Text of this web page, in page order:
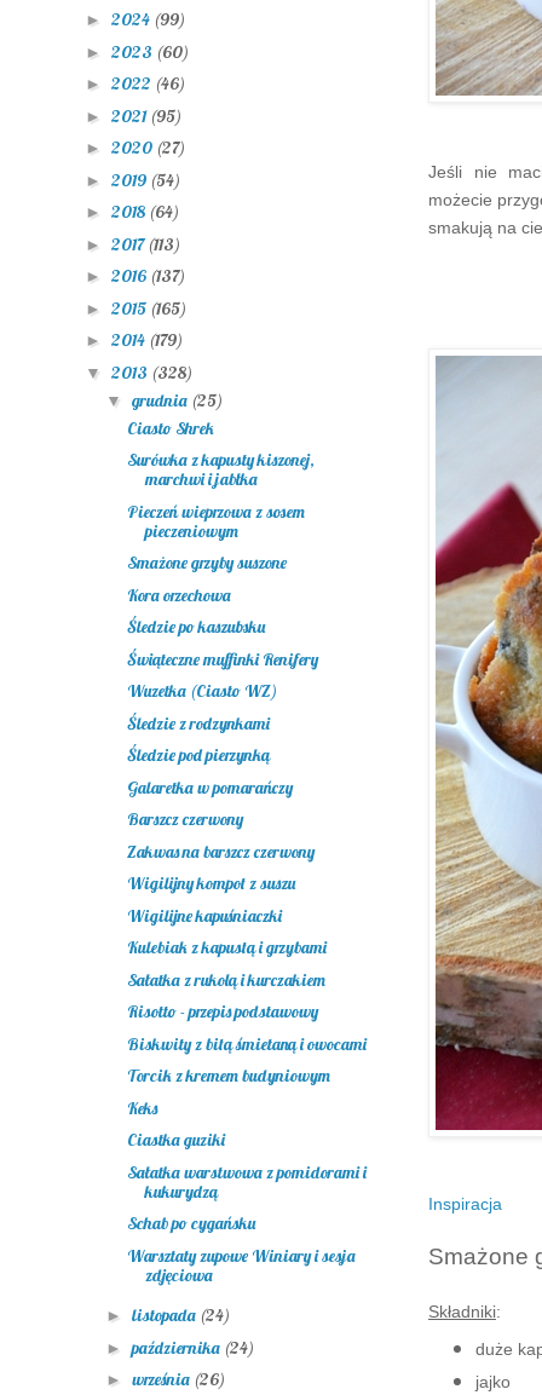
Jeśli nie
możecie
smakują na
Inspiracja
Smażone
Składniki:
duże
jajko
► 2024 (99)
► 2023 (60)
► 2022 (46)
► 2021 (95)
► 2020 (27)
► 2019 (54)
► 2018 (64)
► 2017(113)
► 2016 (137)
► 2015 (165)
► 2014 (179)
▼ 2013 (328)
▼ grudnia (25)
Ciasto Shrek
Surówka z kapusty kiszonej,
marchwi i jabłka
Pieczeń wieprzowa z sosem
pieczeniowym
Smażone grzyby suszone
Kora orzechowa
Śledzie po kaszubsku
Świąteczne muffinki Renifery
Wuzetka (Ciasto WZ)
Śledzie z rodzynkami
Śledzie pod pierzynką
Galaretka w pomarańczy
Barszcz czerwony
Zakwas na barszcz czerwony
Wigilijny kompot z suszu
Wigilijne kapuśniaczki
Kulebiak z kapustą i grzybami
Sałatka z rukolą i kurczakiem
Risotto - przepis podstawowy
Biskwity z bitą śmietaną i owocami
Torcik z kremem budyniowym
Keks
Ciastka guziki
Sałatka warstwowa z pomidorami i
kukurydzą
Schab po cygańsku
Warsztaty zupowe Winiary i sesja
zdjęciowa
► listopada (24)
►października (24)
► września (26)